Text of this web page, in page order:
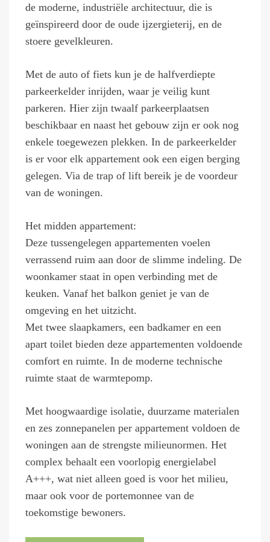
de moderne, industriële architectuur, die is
geïnspireerd door de oude ijzergieterij, en de
stoere gevelkleuren.
Met de auto of fiets kun je de halfverdiepte
parkeerkelder inrijden, waar je veilig kunt
parkeren. Hier zijn twaalf parkeerplaatsen
beschikbaar en naast het gebouw zijn er ook nog
enkele toegewezen plekken. In de parkeerkelder
is er voor elk appartement ook een eigen berging
gelegen. Via de trap of lift bereik je de voordeur
van de woningen.
Het midden appartement:
Deze tussengelegen appartementen voelen
verrassend ruim aan door de slimme indeling. De
woonkamer staat in open verbinding met de
keuken. Vanaf het balkon geniet je van de
omgeving en het uitzicht.
Met twee slaapkamers, een badkamer en een
apart toilet bieden deze appartementen voldoende
comfort en ruimte. In de moderne technische
ruimte staat de warmtepomp.
Met hoogwaardige isolatie, duurzame materialen
en zes zonnepanelen per appartement voldoen de
woningen aan de strengste milieunormen. Het
complex behaalt een voorlopig energielabel
A+++, wat niet alleen goed is voor het milieu,
maar ook voor de portemonnee van de
toekomstige bewoners.